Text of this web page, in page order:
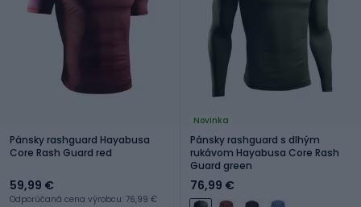
Pánsky rashguard Hayabusa
Core Rash Guard red
59,99 €
Odporúčaná cena výrobcu: 76,99 €
Novinka
Pánsky rashguard s dlhým
rukávom Hayabusa Core Rash
Guard green
76,99 €